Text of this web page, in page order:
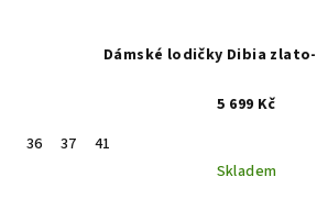
Dámské lodičky Dibia
5 699 Kč
36
37
41
Skladem